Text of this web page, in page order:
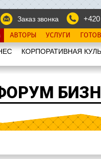
Заказ звонка
АВТОРЫ УСЛУГИ
КОРПОРАТИВНАЯ